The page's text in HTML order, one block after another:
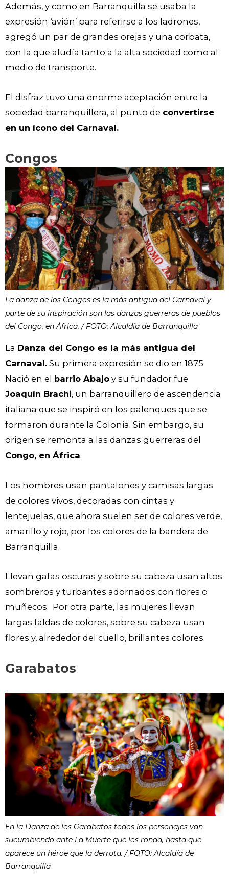
Además, y como en Barranquilla se usaba la
expresión ‘avión’ para referirse a los ladrones,
agregó un par de grandes orejas y una corbata,
con la que aludía tanto a la alta sociedad como al
medio de transporte.
El disfraz tuvo una enorme aceptación entre la
sociedad barranquillera, al punto de convertirse
en un ícono del Carnaval.
Congos
La danza de los Congos es la más antigua del Carnaval y
parte de su inspiración son las danzas guerreras de pueblos
del Congo, en África. / FOTO: Alcaldía de Barranquilla
La Danza del Congo es la más antigua del
Carnaval. Su primera expresión se dio en 1875.
Nació en el barrio Abajo y su fundador fue
Joaquín Brachi, un barranquillero de ascendencia
italiana que se inspiró en los palenques que se
formaron durante la Colonia. Sin embargo, su
origen se remonta a las danzas guerreras del
Congo, en África.
Los hombres usan pantalones y camisas largas
de colores vivos, decoradas con cintas y
lentejuelas, que ahora suelen ser de colores verde,
amarillo y rojo, por los colores de la bandera de
Barranquilla.
Llevan gafas oscuras y sobre su cabeza usan altos
sombreros y turbantes adornados con flores o
muñecos. Por otra parte, las mujeres llevan
largas faldas de colores, sobre su cabeza usan
flores y, alrededor del cuello, brillantes colores.
Garabatos
En la Danza de los Garabatos todos los personajes van
sucumbiendo ante La Muerte que los ronda, hasta que
aparece un héroe que la derrota. / FOTO: Alcaldía de
Barranquilla